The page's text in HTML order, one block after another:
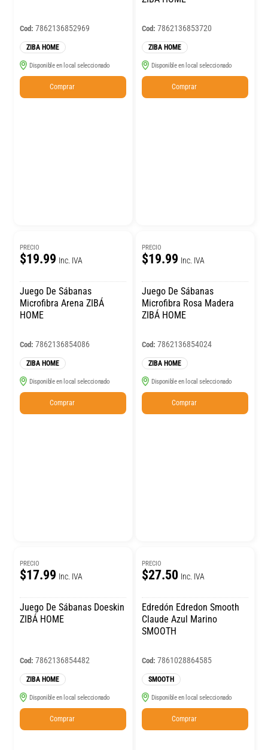
Cod: 7862136852969
ZIBA HOME
Disponible en local seleccionado
Comprar
Cod: 7862136853720
ZIBA HOME
Disponible en local seleccionado
Comprar
PRECIO
$19.99 Inc. IVA
Juego De Sábanas
Microfibra Arena ZIBÁ
HOME
Cod: 7862136854086
ZIBA HOME
Disponible en local seleccionado
Comprar
PRECIO
$19.99 Inc. IVA
Juego De Sábanas
Microfibra Rosa Madera
ZIBÁ HOME
Cod: 7862136854024
ZIBA HOME
Disponible en local seleccionado
Comprar
PRECIO
$17.99 Inc. IVA
Juego De Sábanas Doeskin
ZIBÁ HOME
Cod: 7862136854482
ZIBA HOME
Disponible en local seleccionado
Comprar
PRECIO
$27.50 Inc. IVA
Edredón Edredon Smooth
Claude Azul Marino
SMOOTH
Cod: 7861028864585
SMOOTH
Disponible en local seleccionado
Comprar